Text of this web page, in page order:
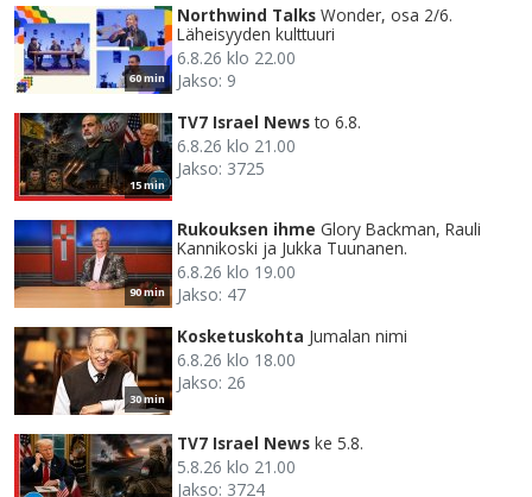
60 min
Northwind Talks Wonder, osa 2/6.
Läheisyyden kulttuuri
6.8.26 klo 22.00
Jakso: 9
15 min
TV7 Israel News to 6.8.
6.8.26 klo 21.00
Jakso: 3725
90 min
Rukouksen ihme Glory Backman, Rauli
Kannikoski ja Jukka Tuunanen.
6.8.26 klo 19.00
Jakso: 47
30 min
Kosketuskohta Jumalan nimi
6.8.26 klo 18.00
Jakso: 26
TV7 Israel News ke 5.8.
5.8.26 klo 21.00
Jakso: 3724